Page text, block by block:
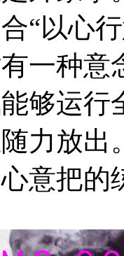
“以心
一种意
够运行
力放出
意把的